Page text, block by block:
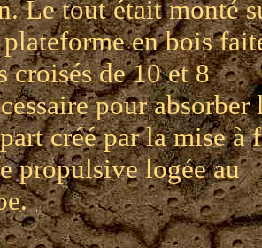
Le tout était monté
en bois
croisés de 10 et 8
pour absorber
créé par la mise à
propulsive logée au